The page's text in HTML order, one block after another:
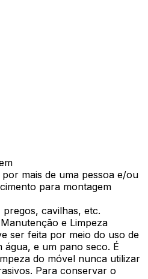
mais de uma pessoa e/ou
para montagem
cavilhas, etc.
e Limpeza
ser feita por meio do uso de
e um pano seco. É
do móvel nunca utilizar
Para conservar o